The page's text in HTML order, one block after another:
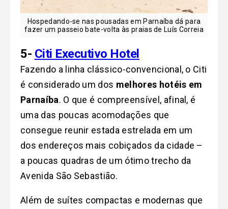
Hospedando-se nas pousadas em Parnaíba dá para
fazer um passeio bate-volta às praias de Luís Correia
5- Citi Executivo Hotel
Fazendo a linha clássico-convencional, o Citi
é considerado um dos melhores hotéis em
Parnaíba. O que é compreensível, afinal, é
uma das poucas acomodações que
consegue reunir estada estrelada em um
dos endereços mais cobiçados da cidade –
a poucas quadras de um ótimo trecho da
Avenida São Sebastião.
Além de suítes compactas e modernas que